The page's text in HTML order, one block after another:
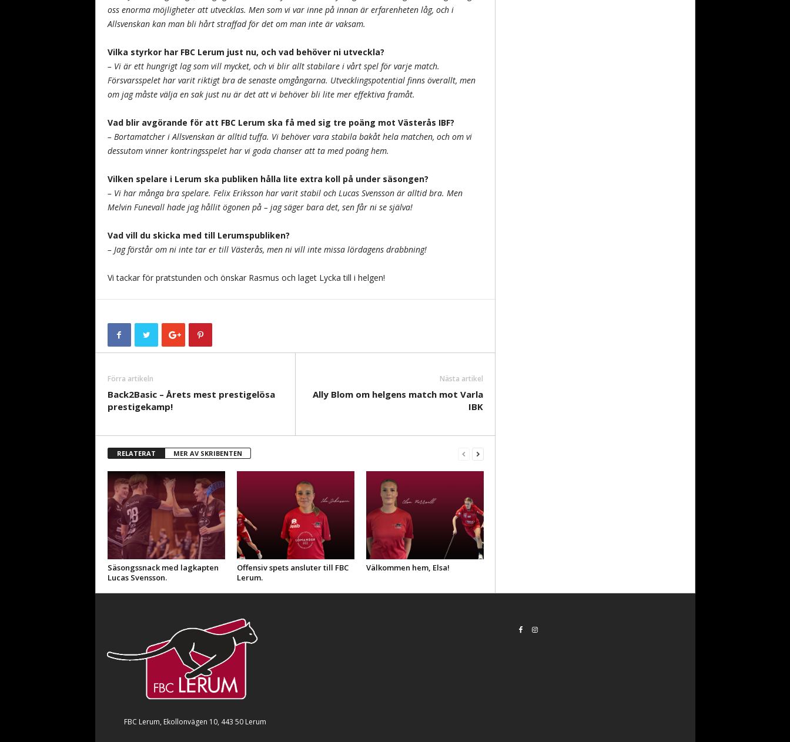
oss enorma möjligheter att utvecklas. Men som vi var inne på innan är erfarenheten låg, och i
Allsvenskan kan man bli hårt straffad för det om man inte är vaksam.
Vilka styrkor har FBC Lerum just nu, och vad behöver ni utveckla?
– Vi är ett hungrigt lag som vill mycket, och vi blir allt stabilare i vårt spel för varje match.
Försvarsspelet har varit riktigt bra de senaste omgångarna. Utvecklingspotential finns överallt, men
om jag måste välja en sak just nu är det att vi behöver bli lite mer effektiva framåt.
Vad blir avgörande för att FBC Lerum ska få med sig tre poäng mot Västerås IBF?
– Bortamatcher i Allsvenskan är alltid tuffa. Vi behöver vara stabila bakåt hela matchen, och om vi
dessutom vinner kontringsspelet har vi goda chanser att ta med poäng hem.
Vilken spelare i Lerum ska publiken hålla lite extra koll på under säsongen?
– Vi har många bra spelare. Felix Eriksson har varit stabil och Lucas Svensson är alltid bra. Men
Melvin Funevall hade jag hållit ögonen på – jag säger bara det, sen får ni se själva!
Vad vill du skicka med till Lerumspubliken?
– Jag förstår om ni inte tar er till Västerås, men ni vill inte missa lördagens drabbning!
Vi tackar för pratstunden och önskar Rasmus och laget Lycka till i helgen!
Förra artikeln
Back2Basic – Årets mest prestigelösa
prestige­kamp!
Nästa artikel
Ally Blom om helgens match mot Varla
IBK
RELATERAT MER AV SKRIBENTEN
Säsongssnack med lagkapten
Lucas Svensson.
Offensiv spets ansluter till FBC
Lerum.
Välkommen hem, Elsa!
FBC Lerum, Ekollonvägen 10, 443 50 Lerum